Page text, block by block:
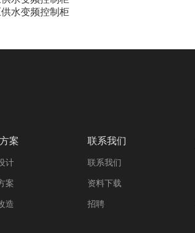
案
计
案
造
联系我们
联系我们
资料下载
招聘